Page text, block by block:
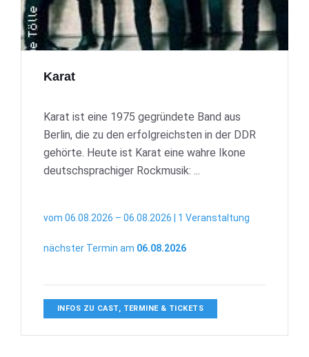
Karat
Karat ist eine 1975 gegründete Band aus
Berlin, die zu den erfolgreichsten in der DDR
gehörte. Heute ist Karat eine wahre Ikone
deutschsprachiger Rockmusik: ...
vom 06.08.2026 – 06.08.2026 | 1 Veranstaltung
nächster Termin am 06.08.2026
INFOS ZU CAST, TERMINE & TICKETS